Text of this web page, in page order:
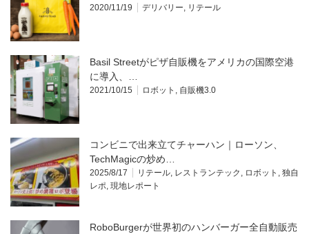
2020/11/19 デリバリー リテール
Basil Streetがピザ自販機をアメリカの国際空港
に導入、…
2021/10/15 ロボット 自販機3.0
コンビニで出来立てチャーハン｜ローソン、
TechMagicの炒め…
2025/8/17 リテール レストランテック ロボット
独自
レポ 現地レポート
RoboBurgerが世界初のハンバーガー全自動販売